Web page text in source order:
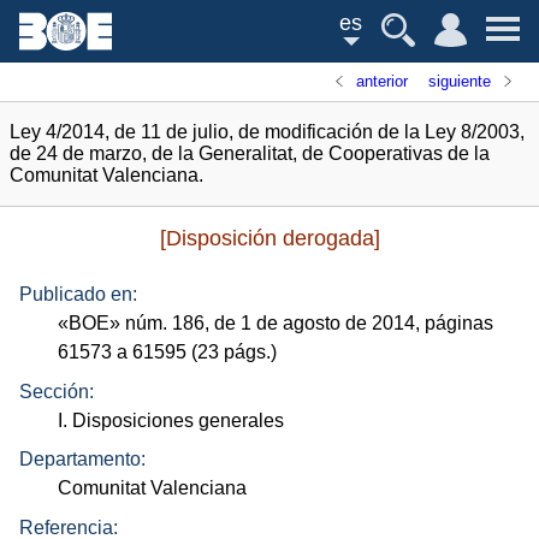
es
anterior siguiente
Ley 4/2014, de 11 de julio, de modificación de la Ley 8/2003,
de 24 de marzo, de la Generalitat, de Cooperativas de la
Comunitat Valenciana.
[Disposición derogada]
Publicado en:
«BOE» núm. 186, de 1 de agosto de 2014, páginas
61573 a 61595 (23 págs.)
Sección:
I. Disposiciones generales
Departamento:
Comunitat Valenciana
Referencia: